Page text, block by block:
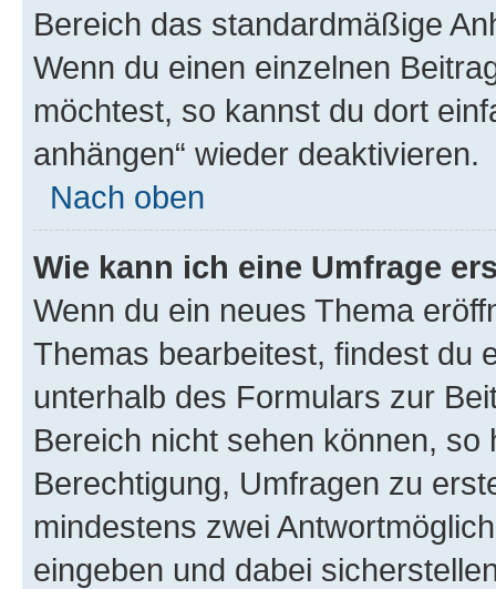
Bereich das standardmäßige
Wenn du einen einzelnen
möchtest, so kannst du dort
anhängen“ wieder deaktivieren.
Nach oben
Wie kann ich eine Umfrage
Wenn du ein neues Thema
Themas bearbeitest, findest du
unterhalb des Formulars zur
Bereich nicht sehen können,
Berechtigung, Umfragen zu
mindestens zwei
eingeben und dabei